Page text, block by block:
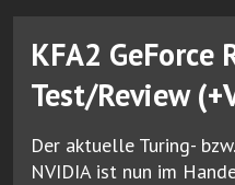
KFA2 GeForce
Test/Review
Der aktuelle Turing-
NVIDIA ist nun im